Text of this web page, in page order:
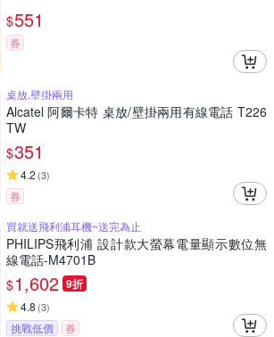
$551
券
桌放,壁掛兩用
Alcatel 阿爾卡特 桌放/壁掛兩用有線電話 T226
TW
$351
4.2 (3)
券
買就送飛利浦耳機~送完為止
PHILIPS飛利浦 設計款大螢幕電量顯示數位無
線電話-M4701B
$1,602 9折
4.8 (3)
挑戰低價
券